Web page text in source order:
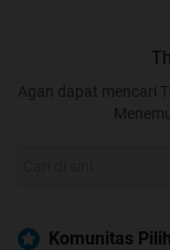
Agan dapat mencari
Komunitas